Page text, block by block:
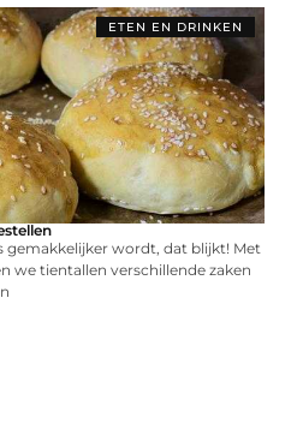
ETEN EN DRINKEN
gemakkelijker wordt, dat blijkt! Met
we tientallen verschillende zaken